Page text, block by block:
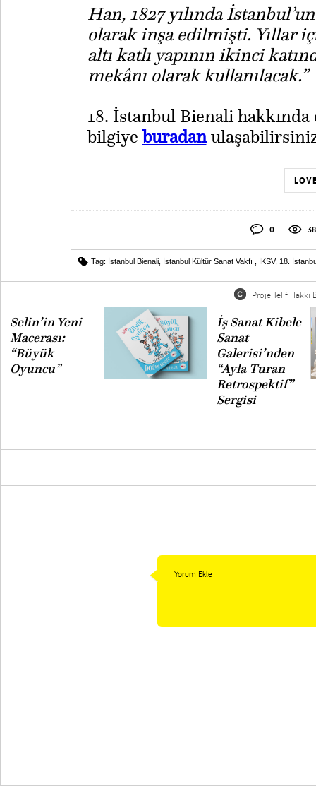
Han, 1827 yılında
olarak inşa edilmişti. Yıllar
altı katlı yapının ikinci
mekânı olarak kullanılacak.”
18. İstanbul Bienali hakkında
bilgiyeburadan
0
Tag: İstanbul Bienali İstanbul Kültür Sanat Vakfı İKSV, 18.
Proje Telif Hakkı
Selin’in Yeni
Macerası:
“Büyük
Oyuncu”
İş Sanat Kibele
Sanat
Galerisi’nden
“Ayla Turan
Retrospektif”
Sergisi